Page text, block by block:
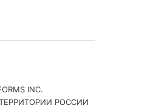
INC.
ТЕРРИТОРИИ РОССИИ